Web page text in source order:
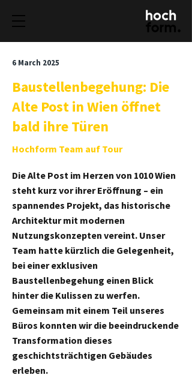
6 March 2025
Baustellenbegehung: Die
Alte Post in Wien öffnet
bald ihre Türen
Hochform Team auf Tour
Die Alte Post im Herzen von 1010 Wien
steht kurz vor ihrer Eröffnung – ein
spannendes Projekt, das historische
Architektur mit modernen
Nutzungskonzepten vereint. Unser
Team hatte kürzlich die Gelegenheit,
bei einer exklusiven
Baustellenbegehung einen Blick
hinter die Kulissen zu werfen.
Gemeinsam mit einem Teil unseres
Büros konnten wir die beeindruckende
Transformation dieses
geschichtsträchtigen Gebäudes
erleben.